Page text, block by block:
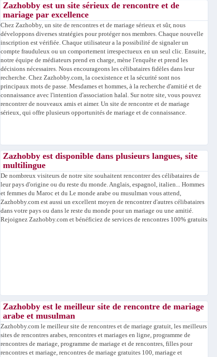
Zazhobby est un site sérieux de rencontre et de
mariage par excellence
Chez Zazhobby, un site de rencontres et de mariage sérieux et sûr, nous
développons diverses stratégies pour protéger nos membres. Chaque nouvelle
inscription est vérifiée. Chaque utilisateur a la possibilité de signaler un
compte frauduleux ou un comportement irrespectueux en un seul clic. Ensuite,
notre équipe de médiateurs prend en charge, mène l'enquête et prend les
décisions nécessaires. Nous encourageons les célibataires fidèles dans leur
recherche. Chez Zazhobby.com, la coexistence et la sécurité sont nos
principaux mots de passe. Mesdames et hommes, à la recherche d'amitié et de
connaissance avec l'intention d'association halal. Sur notre site, vous pouvez
rencontrer de nouveaux amis et aimer. Un site de rencontre et de mariage
sérieux, qui offre plusieurs opportunités de mariage et de connaissance.
Zazhobby est disponible dans plusieurs langues, site
multilingue
De nombreux visiteurs de notre site souhaitent rencontrer des célibataires de
leur pays d'origine ou du reste du monde. Anglais, espagnol, italien... Hommes
et femmes du Maroc et du Le monde arabe ou musulman vous attend,
Zazhobby.com est aussi un excellent moyen de rencontrer d'autres célibataires
dans votre pays ou dans le reste du monde pour un mariage ou une amitié.
Rejoignez Zazhobby.com et bénéficiez de services de rencontres 100% gratuits
Zazhobby est le meilleur site de rencontre de mariage
arabe et musulman
Zazhobby.com le meilleur site de rencontres et de mariage gratuit, les meilleurs
sites de rencontres arabes, rencontres et mariages en ligne, programme de
rencontres de mariage, programme de mariage et de rencontres, filles pour
rencontres et mariage, rencontres de mariage gratuites 100, mariage et